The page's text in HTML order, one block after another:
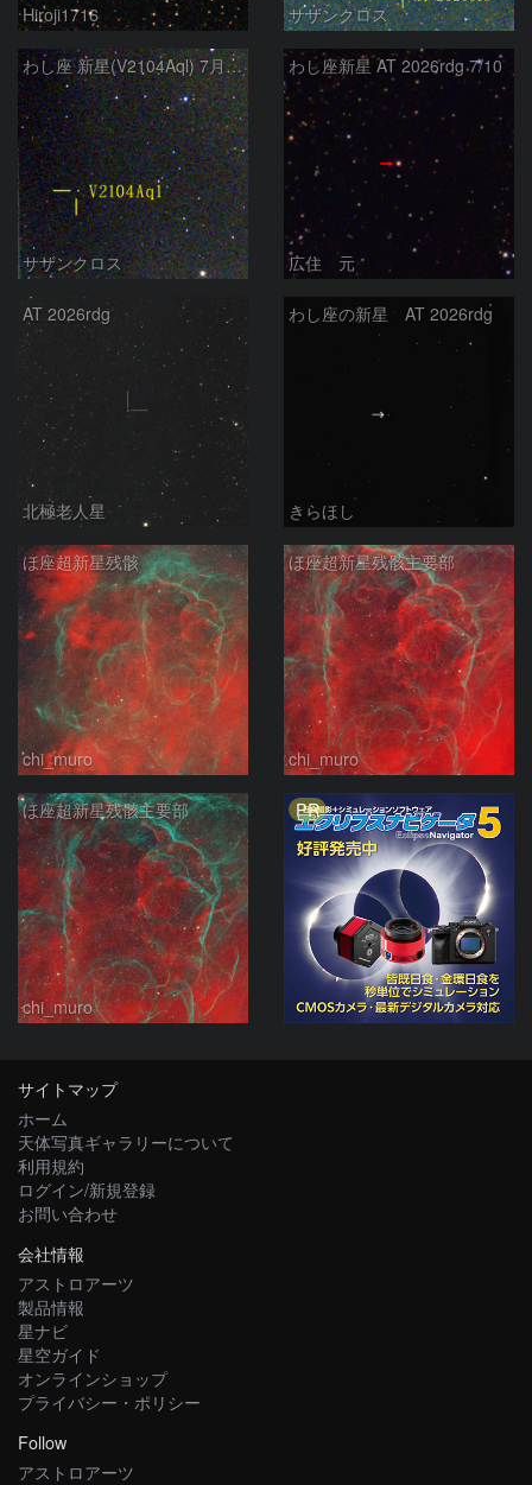
Hiroji1716 サザンクロス
わし座 新星(V2104Aql) 7月9日 Seestar50
サザンクロス
わし座新星 AT 2026rdg 7/10
広住 元
AT 2026rdg
北極老人星
わし座の新星 AT 2026rdg
きらほし
ほ座超新星残骸
chi_muro
ほ座超新星残骸主要部
chi_muro
ほ座超新星残骸主要部
chi_muro
PR
サイトマップ
ホーム
天体写真ギャラリーについて
利用規約
ログイン/新規登録
お問い合わせ
会社情報
アストロアーツ
製品情報
星ナビ
星空ガイド
オンラインショップ
プライバシー・ポリシー
Follow
アストロアーツ